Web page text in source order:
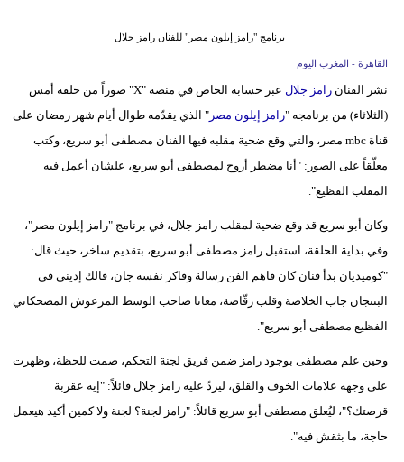
إسلامية
علوم
وتكنولوجيا
مدوَّنات
سيارات
برنامج "رامز إيلون مصر" للفنان رامز جلال
القاهرة - المغرب اليوم
نشر الفنانرامز جلال
عبر حسابه الخاص في منصة "X" صوراً من حلقة أمس
(الثلاثاء) من برنامجه "رامز إيلون مصر" الذي يقدّمه طوال أيام شهر رمضان على
قناة mbc مصر، والتي وقع ضحية مقلبه فيها الفنان مصطفى أبو سريع، وكتب
معلّقاً على الصور: "أنا مضطر أروح لمصطفى أبو سريع، علشان أعمل فيه
المقلب الفظيع".
وكان أبو سريع قد وقع ضحية لمقلب رامز جلال، في برنامج "رامز إيلون مصر"،
وفي بداية الحلقة، استقبل رامز مصطفى أبو سريع، بتقديم ساخر، حيث قال:
"كوميديان بدأ فنان كان فاهم الفن رسالة وفاكر نفسه جان، قالك إديني في
البتنجان جاب الخلاصة وقلب رقّاصة، معانا صاحب الوسط المرعوش المضحكاتي
الفظيع مصطفى أبو سريع".
وحين علم مصطفى بوجود رامز ضمن فريق لجنة التحكم، صمت للحظة، وظهرت
على وجهه علامات الخوف والقلق، ليردّ عليه رامز جلال قائلاً: "إيه عقربة
قرصتك؟"، ليُعلق مصطفى أبو سريع قائلاً: "رامز لجنة؟ لجنة ولا كمين أكيد هيعمل
حاجة، ما بثقش فيه".